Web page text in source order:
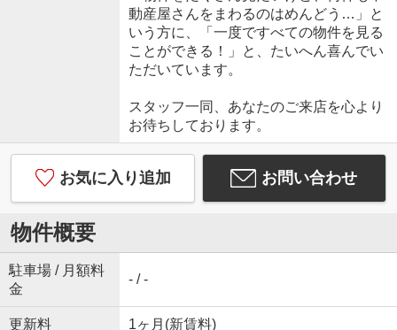
動産屋さんをまわるのはめんどう…」と
いう方に、「一度ですべての物件を見る
ことができる！」と、たいへん喜んでい
ただいています。
スタッフ一同、あなたのご来店を心より
お待ちしております。
お気に入り追加 お問い合わせ
物件概要
駐車場 / 月額料
金
- / -
更新料 1ヶ月(新賃料)